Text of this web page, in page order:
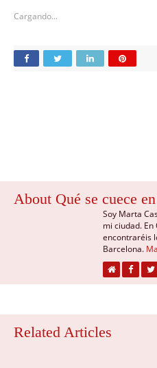
Cargando...
About Qué se cuece
Soy Marta
mi ciudad. En
encontraréis
Barcelona.
Related Articles